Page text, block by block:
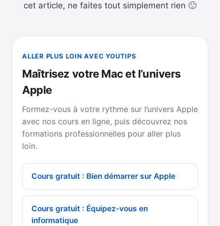
cet article, ne faites tout simplement rien 🙂
ALLER PLUS LOIN AVEC YOUTIPS
Maîtrisez votre Mac et l’univers
Apple
Formez-vous à votre rythme sur l’univers Apple
avec nos cours en ligne, puis découvrez nos
formations professionnelles pour aller plus
loin.
Cours gratuit : Bien démarrer sur Apple
Cours gratuit : Équipez-vous en
informatique